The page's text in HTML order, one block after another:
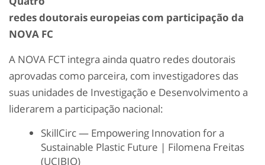
redesdoutoraiseuropeiascom participação da
NOVA FC
A NOVA FCT integra ainda quatro redes doutorais
aprovadas como parceira, com investigadores das
suas unidades de Investigação e Desenvolvimento a
liderarem a participação nacional:
SkillCirc— Empowering Innovation for a
Sustainable Plastic Future | Filomena Freitas
(UCIBIO)